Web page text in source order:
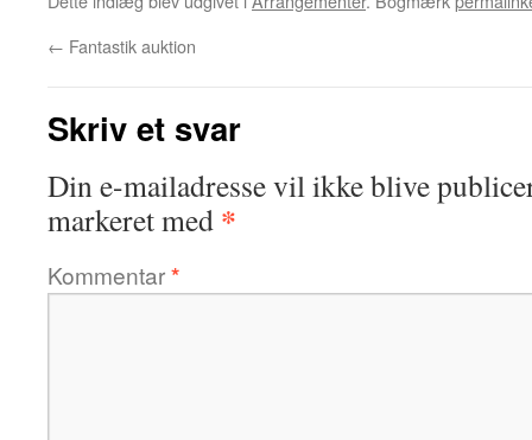
← Fantastik auktion
Skriv et svar
Din e-mailadresse vil ikke blive
markeret med *
Kommentar*